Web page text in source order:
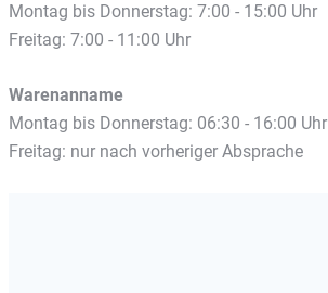
Montag bis Donnerstag: 7:00 - 15:00 Uhr
Freitag: 7:00 - 11:00 Uhr
Warenanname
Montag bis Donnerstag: 06:30 - 16:00 Uhr
Freitag: nur nach vorheriger Absprache